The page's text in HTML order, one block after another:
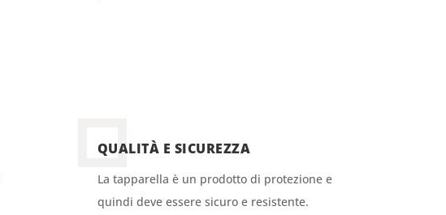
QUALITÀ E SICUREZZA
La tapparella è un prodotto di protezione e
quindi deve essere sicuro e resistente.